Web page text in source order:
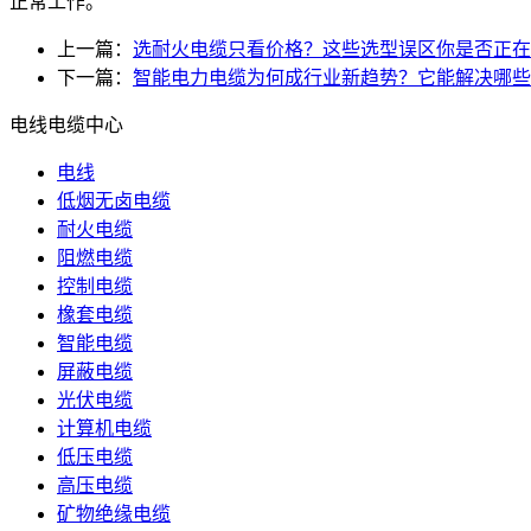
上一篇： 选耐火电缆只看价格？这些选型误区你是否正在
下一篇： 智能电力电缆为何成行业新趋势？它能解决哪
电线电缆中心
电线
低烟无卤电缆
耐火电缆
阻燃电缆
控制电缆
橡套电缆
智能电缆
屏蔽电缆
光伏电缆
计算机电缆
低压电缆
高压电缆
矿物绝缘电缆